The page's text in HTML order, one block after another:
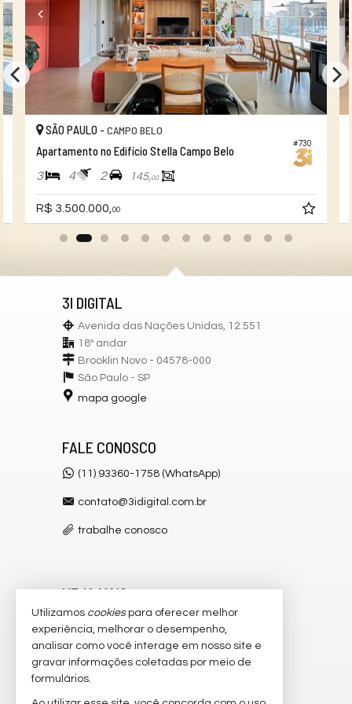
Câmeras de Segurança
Elevador
Pìscina Térmica
#730
SÃO PAULO -CAMPO BELO
Apartamento no Edifício Stella Campo Belo
3 4 2 145,00
R$ 3.500.000,00
3I DIGITAL
Avenida das Nações Unidas, 12.551
18º andar
Brooklin Novo - 04578-000
São Paulo - SP
mapa google
FALE CONOSCO
(11) 93360-1758 (WhatsApp)
contato@3idigital.com.br
trabalhe conosco
VEJA MAIS
receba nosso newsletter
cadastre seu imóvel
imóveis favoritos
Utilizamos cookiespara oferecer melhor
experiência, melhorar o desempenho,
analisar como você interage em nosso site e
gravar informações coletadas por meio de
formulários.